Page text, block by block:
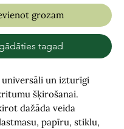
grozam
tagad
universāli un izturīgi
šķirošanai.
dažāda veida
papīru, stiklu,